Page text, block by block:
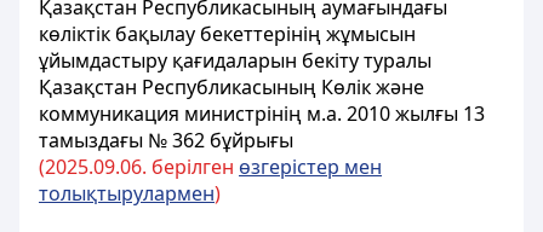
Қазақстан Республикасының аумағындағы
көліктік бақылау бекеттерінің жұмысын
ұйымдастыру қағидаларын бекіту туралы
Қазақстан Республикасының Көлік және
коммуникация министрінің м.а. 2010 жылғы 13
тамыздағы № 362 бұйрығы
(2025.09.06. берілген өзгерістер мен
толықтырулармен)